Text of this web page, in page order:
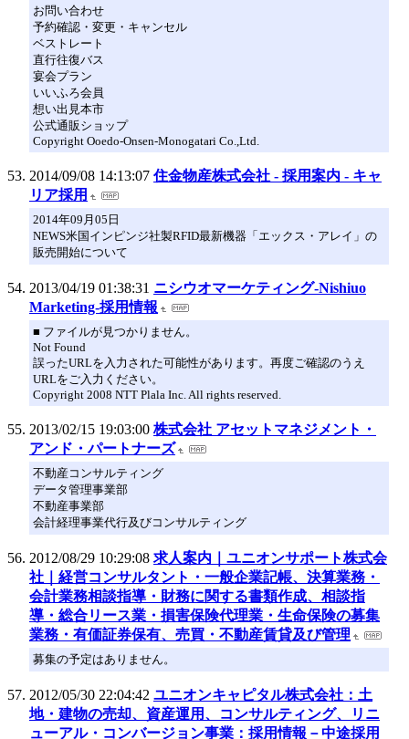
お問い合わせ
予約確認・変更・キャンセル
ベストレート
直行往復バス
宴会プラン
いいふろ会員
想い出見本市
公式通販ショップ
Copyright Ooedo-Onsen-Monogatari Co.,Ltd.
2014/09/08 14:13:07 住金物産株式会社 - 採用案内 - キャ
リア採用
2014年09月05日
NEWS米国インピンジ社製RFID最新機器「エックス・アレイ」の
販売開始について
2013/04/19 01:38:31 ニシウオマーケティング-Nishiuo
Marketing-採用情報
■ ファイルが見つかりません。
Not Found
誤ったURLを入力された可能性があります。再度ご確認のうえ
URLをご入力ください。
Copyright 2008 NTT Plala Inc. All rights reserved.
2013/02/15 19:03:00 株式会社 アセットマネジメント・
アンド・パートナーズ
不動産コンサルティング
データ管理事業部
不動産事業部
会計経理事業代行及びコンサルティング
2012/08/29 10:29:08 求人案内｜ユニオンサポート株式会
社｜経営コンサルタント・一般企業記帳、決算業務・
会計業務相談指導・財務に関する書類作成、相談指
導・総合リース業・損害保険代理業・生命保険の募集
業務・有価証券保有、売買・不動産賃貸及び管理
募集の予定はありません。
2012/05/30 22:04:42 ユニオンキャピタル株式会社：土
地・建物の売却、資産運用、コンサルティング、リニ
ューアル・コンバージョン事業：採用情報－中途採用